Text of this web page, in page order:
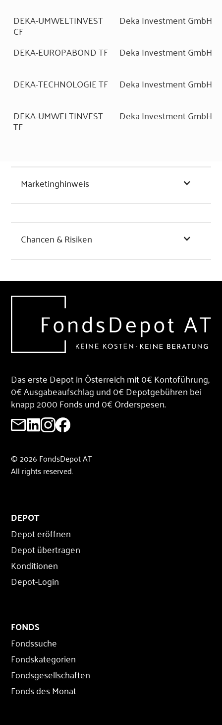
DEKA-UMWELTINVEST
CF
Deka Investment GmbH
DEKA-EUROPABOND TF
Deka Investment GmbH
DEKA-TECHNOLOGIE TF
Deka Investment GmbH
DEKA-UMWELTINVEST
TF
Deka Investment GmbH
Marketinghinweis
Chancen & Risiken
Das erste Depot in Österreich mit 0€ Kontoführung,
0€ Ausgabeaufschlag und 0€ Depotgebühren bei
knapp 2000 Fonds und 0€ Orderspesen.
© 2026 FondsDepot AT
All rights reserved.
DEPOT
Depot eröffnen
Depot übertragen
Konditionen
Depot-Login
FONDS
Fondssuche
Fondskategorien
Fondsgesellschaften
Fonds des Monat